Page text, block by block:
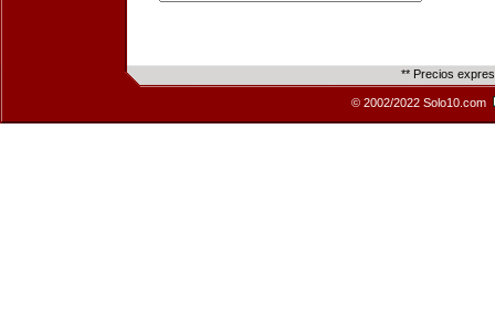
** Precios
© 2002/2022 Solo10.com